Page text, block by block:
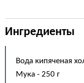
Ингредиенты
Вода кипяченая
Мука - 250 г